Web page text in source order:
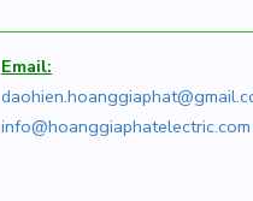
Email:
info@hoanggiaphatelectric.com